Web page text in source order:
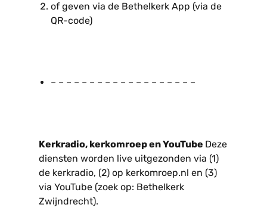
of geven via de Bethelkerk App (via de
QR-code)
– – – – – – – – – – – – – – – – – – –
Kerkradio, kerkomroep en YouTube Deze
diensten worden live uitgezonden via (1)
de kerkradio, (2) op kerkomroep.nl en (3)
via YouTube (zoek op: Bethelkerk
Zwijndrecht).